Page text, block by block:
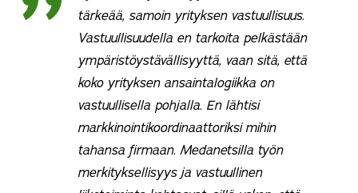
tärkeää, samoin yrityksen vastuullisuus.
Vastuullisuudella en tarkoita pelkästään
ympäristöystävällisyyttä, vaan sitä, että
koko yrityksen ansaintalogiikka on
vastuullisella pohjalla. En lähtisi
markkinointikoordinaattoriksi mihin
tahansa firmaan. Medanetsilla työn
merkityksellisyys ja vastuullinen